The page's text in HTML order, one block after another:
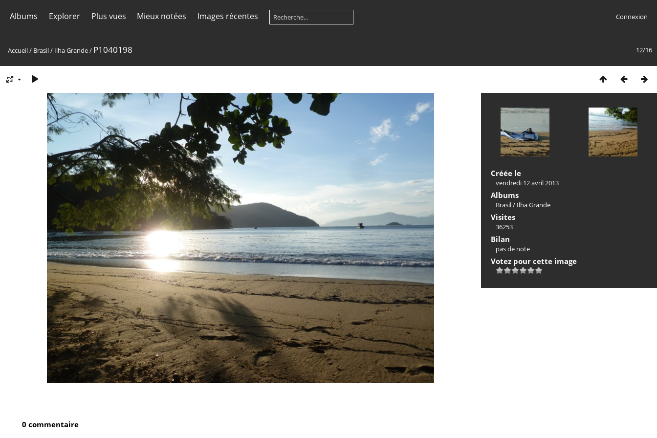
Albums Explorer Plus vues Mieux notées Images récentes Connexion
12/16
Accueil/ Brasil/ Ilha Grande/ P1040198
Créée le
vendredi 12 avril 2013
Albums
Brasil/ Ilha Grande
Visites
36253
Bilan
pas de note
Votez pour cette image
0 commentaire